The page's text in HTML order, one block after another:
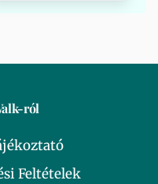
ról
Feltételek